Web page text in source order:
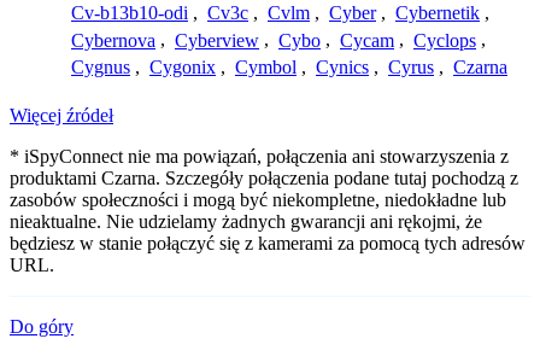
Cv-b13b10-odi , Cv3c , Cvlm , Cyber , Cybernetik ,
Cybernova , Cyberview , Cybo , Cycam , Cyclops ,
Cygnus , Cygonix , Cymbol , Cynics , Cyrus , Czarna
Więcej źródeł
* iSpyConnect nie ma powiązań, połączenia ani stowarzyszenia z
produktami Czarna. Szczegóły połączenia podane tutaj pochodzą z
zasobów społeczności i mogą być niekompletne, niedokładne lub
nieaktualne. Nie udzielamy żadnych gwarancji ani rękojmi, że
będziesz w stanie połączyć się z kamerami za pomocą tych adresów
URL.
Do góry